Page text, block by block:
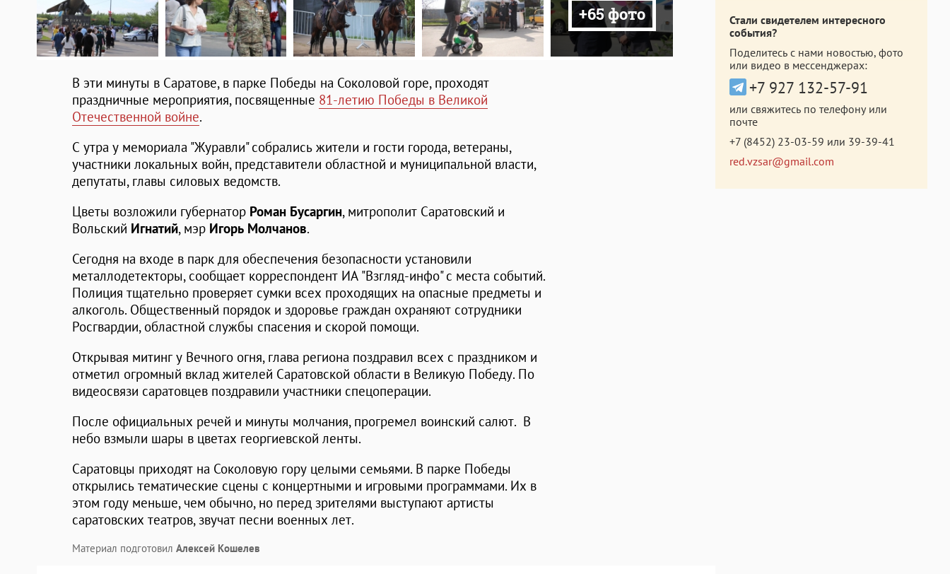
+65 фото
В эти минуты в Саратове, в парке Победы на Соколовой горе, проходят
праздничные мероприятия, посвященные 81-летию Победы в Великой
Отечественной войне.
С утра у мемориала "Журавли" собрались жители и гости города, ветераны,
участники локальных войн, представители областной и муниципальной власти,
депутаты, главы силовых ведомств.
Цветы возложили губернатор Роман Бусаргин, митрополит Саратовский и
Вольский Игнатий, мэр Игорь Молчанов.
Сегодня на входе в парк для обеспечения безопасности установили
металлодетекторы, сообщает корреспондент ИА "Взгляд-инфо" с места событий.
Полиция тщательно проверяет сумки всех проходящих на опасные предметы и
алкоголь. Общественный порядок и здоровье граждан охраняют сотрудники
Росгвардии, областной службы спасения и скорой помощи.
Открывая митинг у Вечного огня, глава региона поздравил всех с праздником и
отметил огромный вклад жителей Саратовской области в Великую Победу. По
видеосвязи саратовцев поздравили участники спецоперации.
После официальных речей и минуты молчания, прогремел воинский салют. В
небо взмыли шары в цветах георгиевской ленты.
Саратовцы приходят на Соколовую гору целыми семьями. В парке Победы
открылись тематические сцены с концертными и игровыми программами. Их в
этом году меньше, чем обычно, но перед зрителями выступают артисты
саратовских театров, звучат песни военных лет.
Материал подготовил Алексей Кошелев
Стали свидетелем интересного
события?
Поделитесь с нами новостью, фото
или видео в мессенджерах:
+7 927 132-57-91
или свяжитесь по телефону или
почте
+7 (8452) 23-03-59 или 39-39-41
red.vzsar@gmail.com